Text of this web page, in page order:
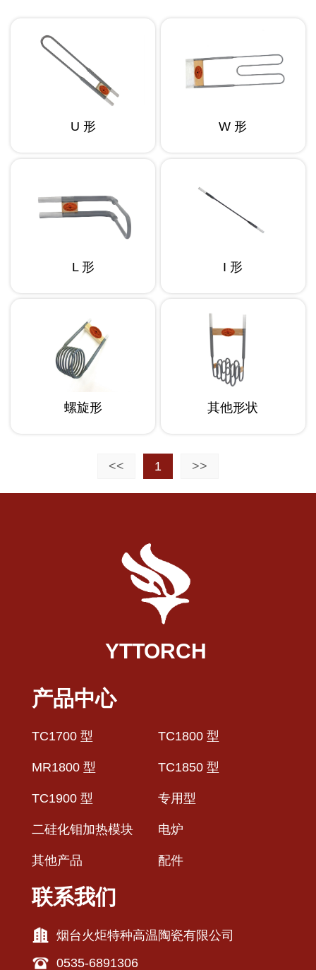
U 形 W 形
L 形 I 形
螺旋形 其他形状
<< 1 >>
YTTORCH
产品中心
TC1700 型 TC1800 型
MR1800 型 TC1850 型
TC1900 型 专用型
二硅化钼加热模块 电炉
其他产品 配件
联系我们
烟台火炬特种高温陶瓷有限公司
0535-6891306